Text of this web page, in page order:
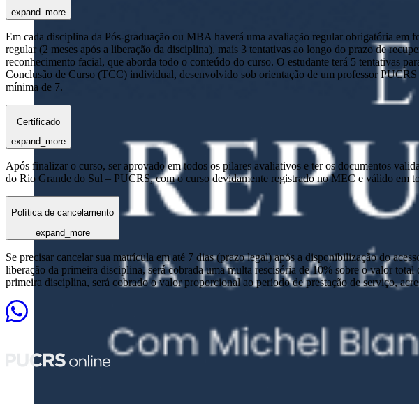
expand_more
Em cada disciplina da Pós-graduação ou MBA haverá uma avaliação regular obrigatória
regular (2 meses após a liberação da disciplina), mais 3 tentativas ao longo do prazo de
reconhecimento facial, que aborda todo o conteúdo do curso. O estudante terá 5 tentativas
Conclusão de Curso (TCC) individual, desenvolvido sob orientação de um professor
mínima de 7.
Certificado
expand_more
Após finalizar o curso, ser aprovado em todos os pilares avaliativos e ter os documentos
do Rio Grande do Sul – PUCRS, com o curso devidamente registrado no MEC e válido em
Política de cancelamento
expand_more
Se precisar cancelar sua matrícula em até 7 dias (prazo legal) após a disponibilização do
liberação da primeira disciplina, será cobrada uma multa rescisória de 10% sobre o valor
primeira disciplina, será cobrado o valor proporcional ao período de prestação de serviço,